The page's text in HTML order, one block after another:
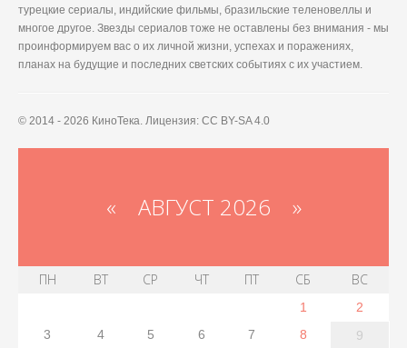
турецкие сериалы, индийские фильмы, бразильские теленовеллы и
многое другое. Звезды сериалов тоже не оставлены без внимания - мы
проинформируем вас о их личной жизни, успехах и поражениях,
планах на будущие и последних светских событиях с их участием.
© 2014 - 2026 КиноТека. Лицензия: CC BY-SA 4.0
« АВГУСТ 2026 »
ПН ВТ СР ЧТ ПТ СБ ВС
1
2
3
4 5 6 7 8 9